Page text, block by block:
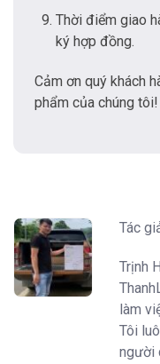
Thời điểm giao
ký hợp đồng.
Cảm ơn quý khách
phẩm của chúng tôi!
Tác
Trịnh
làm
Tôi
người